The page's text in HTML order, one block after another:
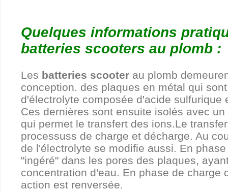
Quelques informations
batteries scooters au plomb :
Les batteries scooter au plomb
conception. des plaques en métal qui
d'électrolyte composée d'acide sulfurique
Ces dernières sont ensuite isolés avec
qui permet le transfert des ions.Le
processuss de charge et décharge. Au
de l'électrolyte se modifie aussi. En
"ingéré" dans les pores des plaques,
concentration d'eau. En phase de charge
action est renversée.